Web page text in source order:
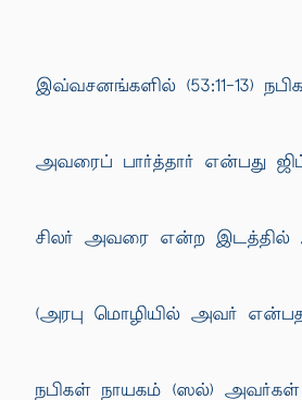
இவ்வசனங்களில் (53:11-13)
அவரைப் பார்த்தார் என்பது
சிலர் அவரை என்ற இடத்தில்
(அரபு மொழியில் அவர்
நபிகள் நாயகம் (ஸல்) அவர்கள்